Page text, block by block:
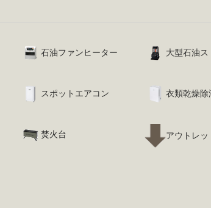
石油ファンヒーター 大型石油ス
スポットエアコン 衣類乾燥除
焚火台 アウトレッ